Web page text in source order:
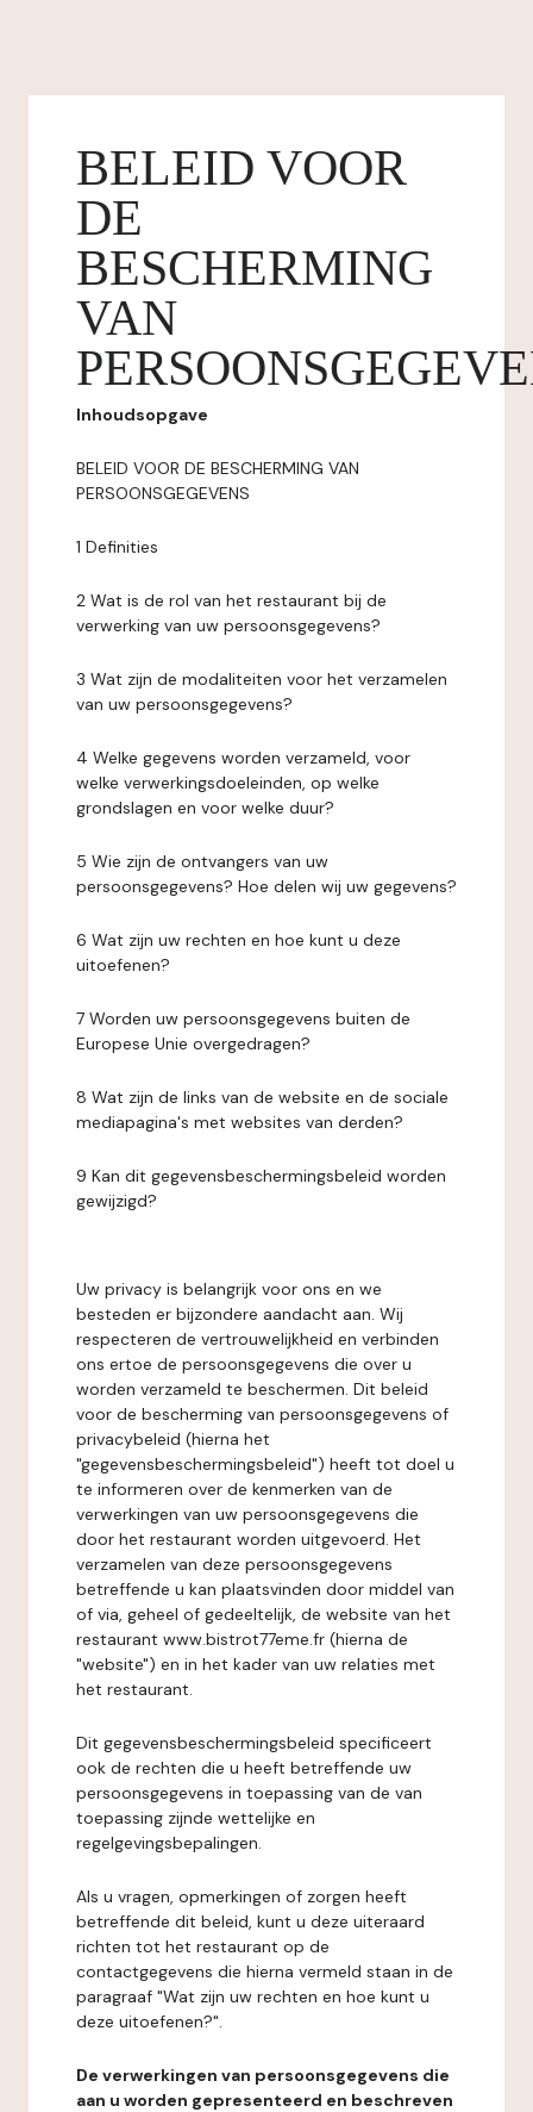
BELEID VOOR
DE
BESCHERMING
VAN
Inhoudsopgave
BELEID VOOR DE BESCHERMING VAN
PERSOONSGEGEVENS
1 Definities
2 Wat is de rol van het restaurant bij de
verwerking van uw persoonsgegevens?
3 Wat zijn de modaliteiten voor het verzamelen
van uw persoonsgegevens?
4 Welke gegevens worden verzameld, voor
welke verwerkingsdoeleinden, op welke
grondslagen en voor welke duur?
5 Wie zijn de ontvangers van uw
persoonsgegevens? Hoe delen wij uw gegevens?
6 Wat zijn uw rechten en hoe kunt u deze
uitoefenen?
7 Worden uw persoonsgegevens buiten de
Europese Unie overgedragen?
8 Wat zijn de links van de website en de sociale
mediapagina's met websites van derden?
9 Kan dit gegevensbeschermingsbeleid worden
gewijzigd?
Uw privacy is belangrijk voor ons en we
besteden er bijzondere aandacht aan. Wij
respecteren de vertrouwelijkheid en verbinden
ons ertoe de persoonsgegevens die over u
worden verzameld te beschermen. Dit beleid
voor de bescherming van persoonsgegevens of
privacybeleid (hierna het
"gegevensbeschermingsbeleid") heeft tot doel u
te informeren over de kenmerken van de
verwerkingen van uw persoonsgegevens die
door het restaurant worden uitgevoerd. Het
verzamelen van deze persoonsgegevens
betreffende u kan plaatsvinden door middel van
of via, geheel of gedeeltelijk, de website van het
restaurant www.bistrot77eme.fr (hierna de
"website") en in het kader van uw relaties met
het restaurant.
Dit gegevensbeschermingsbeleid specificeert
ook de rechten die u heeft betreffende uw
persoonsgegevens in toepassing van de van
toepassing zijnde wettelijke en
regelgevingsbepalingen.
Als u vragen, opmerkingen of zorgen heeft
betreffende dit beleid, kunt u deze uiteraard
richten tot het restaurant op de
contactgegevens die hierna vermeld staan in de
paragraaf "Wat zijn uw rechten en hoe kunt u
deze uitoefenen?".
De verwerkingen van persoonsgegevens die
aan u worden gepresenteerd en beschreven